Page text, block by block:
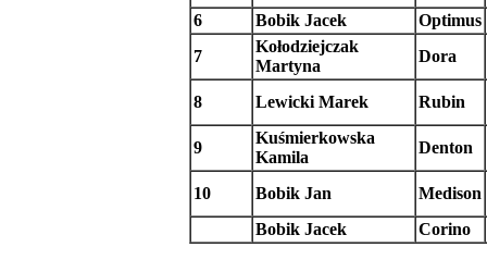
6
Bobik Jacek
Optimus
7
Kołodziejczak
Martyna
Dora
8 Lewicki Marek Rubin
9
Kuśmierkowska
Kamila
Denton
10 Bobik Jan
Medison
Bobik Jacek
Corino